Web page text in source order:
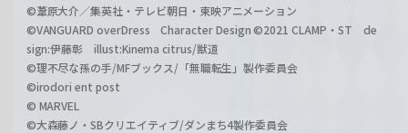
©葦原大介／集英社・テレビ朝日・東映アニメーション
©VANGUARD overDress Character Design ©2021 CLAMP・ST de
sign:伊藤彰 illust:Kinema citrus/獣道
©理不尽な孫の手/MFブックス/「無職転生」製作委員会
©irodori ent post
© MARVEL
©大森藤ノ・SBクリエイティブ/ダンまち4製作委員会